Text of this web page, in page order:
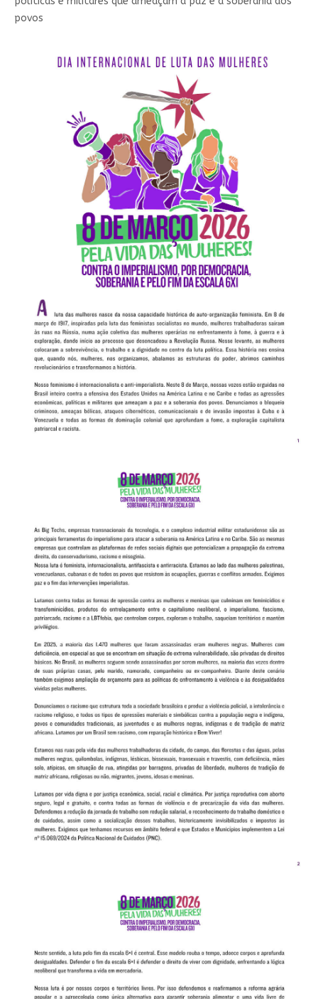
povos